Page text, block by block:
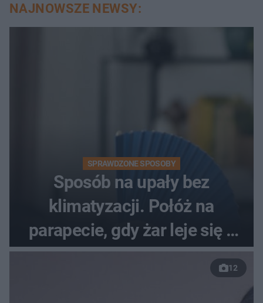
NAJNOWSZE NEWSY:
SPRAWDZONE SPOSOBY
Sposób na upały bez
klimatyzacji. Połóż na
parapecie, gdy żar leje się z
nieba
12